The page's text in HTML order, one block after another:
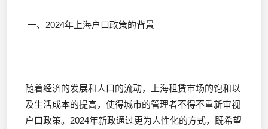
一、2024年上海户口政策的背景
随着经济的发展和人口的流动，上海租赁市场的饱和以
及生活成本的提高，使得城市的管理者不得不重新审视
户口政策。2024年新政通过更为人性化的方式，既希望